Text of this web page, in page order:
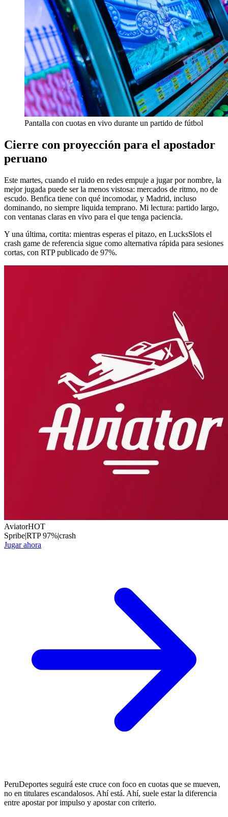
Pantalla con cuotas en vivo durante un partido de fútbol
Cierre con proyección para el apostador
peruano
Este martes, cuando el ruido en redes empuje a jugar por nombre, la
mejor jugada puede ser la menos vistosa: mercados de ritmo, no de
escudo. Benfica tiene con qué incomodar, y Madrid, incluso
dominando, no siempre liquida temprano. Mi lectura: partido largo,
con ventanas claras en vivo para el que tenga paciencia.
Y una última, cortita: mientras esperas el pitazo, en LucksSlots el
crash game de referencia sigue como alternativa rápida para sesiones
cortas, con RTP publicado de 97%.
AviatorHOT
Spribe|RTP97%|crash
Jugar ahora
PeruDeportes seguirá este cruce con foco en cuotas que se mueven,
no en titulares escandalosos. Ahí está. Ahí, suele estar la diferencia
entre apostar por impulso y apostar con criterio.